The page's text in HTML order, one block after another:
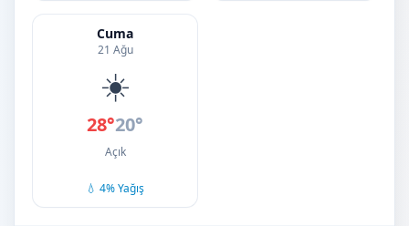
Cuma
21 Ağu
☀️
28°20°
Açık
💧 4% Yağış